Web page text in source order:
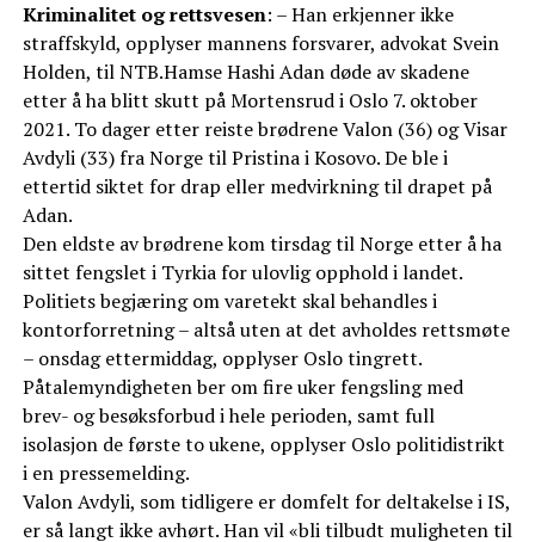
Kriminalitet og rettsvesen: – Han erkjenner ikke
straffskyld, opplyser mannens forsvarer, advokat Svein
Holden, til NTB.Hamse Hashi Adan døde av skadene
etter å ha blitt skutt på Mortensrud i Oslo 7. oktober
2021. To dager etter reiste brødrene Valon (36) og Visar
Avdyli (33) fra Norge til Pristina i Kosovo. De ble i
ettertid siktet for drap eller medvirkning til drapet på
Adan.
Den eldste av brødrene kom tirsdag til Norge etter å ha
sittet fengslet i Tyrkia for ulovlig opphold i landet.
Politiets begjæring om varetekt skal behandles i
kontorforretning – altså uten at det avholdes rettsmøte
– onsdag ettermiddag, opplyser Oslo tingrett.
Påtalemyndigheten ber om fire uker fengsling med
brev- og besøksforbud i hele perioden, samt full
isolasjon de første to ukene, opplyser Oslo politidistrikt
i en pressemelding.
Valon Avdyli, som tidligere er domfelt for deltakelse i IS,
er så langt ikke avhørt. Han vil «bli tilbudt muligheten til